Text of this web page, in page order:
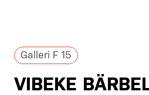
Galleri F 15
VIBEKE